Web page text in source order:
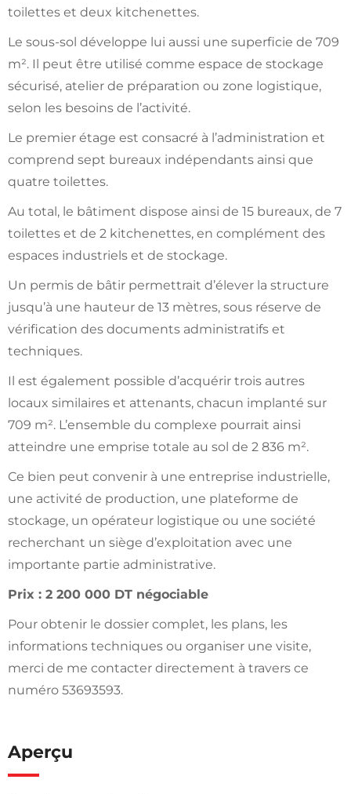
toilettes et deux kitchenettes.
Le sous-sol développe lui aussi une superficie de 709
m². Il peut être utilisé comme espace de stockage
sécurisé, atelier de préparation ou zone logistique,
selon les besoins de l’activité.
Le premier étage est consacré à l’administration et
comprend sept bureaux indépendants ainsi que
quatre toilettes.
Au total, le bâtiment dispose ainsi de 15 bureaux, de 7
toilettes et de 2 kitchenettes, en complément des
espaces industriels et de stockage.
Un permis de bâtir permettrait d’élever la structure
jusqu’à une hauteur de 13 mètres, sous réserve de
vérification des documents administratifs et
techniques.
Il est également possible d’acquérir trois autres
locaux similaires et attenants, chacun implanté sur
709 m². L’ensemble du complexe pourrait ainsi
atteindre une emprise totale au sol de 2 836 m².
Ce bien peut convenir à une entreprise industrielle,
une activité de production, une plateforme de
stockage, un opérateur logistique ou une société
recherchant un siège d’exploitation avec une
importante partie administrative.
Prix : 2 200 000 DT négociable
Pour obtenir le dossier complet, les plans, les
informations techniques ou organiser une visite,
merci de me contacter directement à travers ce
numéro 53693593.
Aperçu